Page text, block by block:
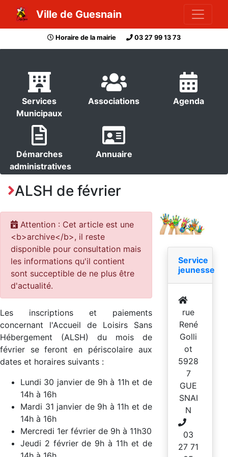
Ville de Guesnain
Horaire de la mairie 03 27 99 13 73
Services
Municipaux
Associations Agenda
Démarches
administratives
Annuaire
ALSH de février
Attention : Cet article est une
<b>archive</b>, il reste
disponible pour consultation mais
les informations qu'il contient
sont succeptible de ne plus être
d'actualité.
Les inscriptions et paiements
concernant l'Accueil de Loisirs Sans
Hébergement (ALSH) du mois de
février se feront en périscolaire aux
dates et horaires suivants :
Lundi 30 janvier de 9h à 11h et de
14h à 16h
Mardi 31 janvier de 9h à 11h et de
14h à 16h
Mercredi 1er février de 9h à 11h30
Jeudi 2 février de 9h à 11h et de
Service
jeunesse
rue
René
Golli
ot
5928
7
GUE
SNAI
N
03
27 71